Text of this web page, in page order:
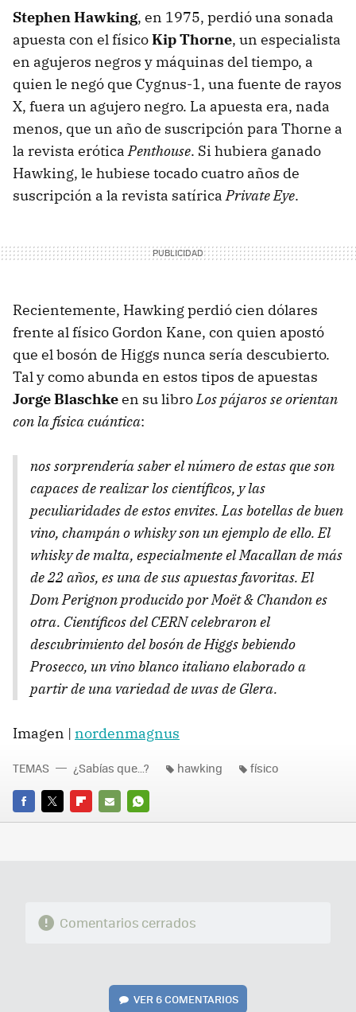
Stephen Hawking, en 1975, perdió una sonada
apuesta con el físicoKip Thorne, un especialista
en agujeros negros y máquinas del tiempo, a
quien le negó que Cygnus-1, una fuente de rayos
X, fuera un agujero negro. La apuesta era, nada
menos, que un año de suscripción para Thorne a
la revista eróticaPenthouse. Si hubiera ganado
Hawking, le hubiese tocado cuatro años de
suscripción a la revista satíricaPrivate Eye.
Recientemente, Hawking perdió cien dólares
frente al físico Gordon Kane, con quien apostó
que el bosón de Higgs nunca sería descubierto.
Tal y como abunda en estos tipos de apuestas
Jorge Blaschkeen su libroLos pájaros se orientan
con la física cuántica:
nos sorprendería saber el número de estas que son
capaces de realizar los científicos, y las
peculiaridades de estos envites. Las botellas de buen
vino, champán o whisky son un ejemplo de ello. El
whisky de malta, especialmente el Macallan de más
de 22 años, es una de sus apuestas favoritas. El
Dom Perignon producido por Moët & Chandon es
otra. Científicos del CERN celebraron el
descubrimiento del bosón de Higgs bebiendo
Prosecco, un vino blanco italiano elaborado a
partir de una variedad de uvas de Glera.
Imagen | nordenmagnus
FACEBOOK
TWITTERFLIPBOARD
E-
WHATSAPP
TEMAS ¿Sabías que...? hawking físico
Comentarios cerrados
VER6 COMENTARIOS